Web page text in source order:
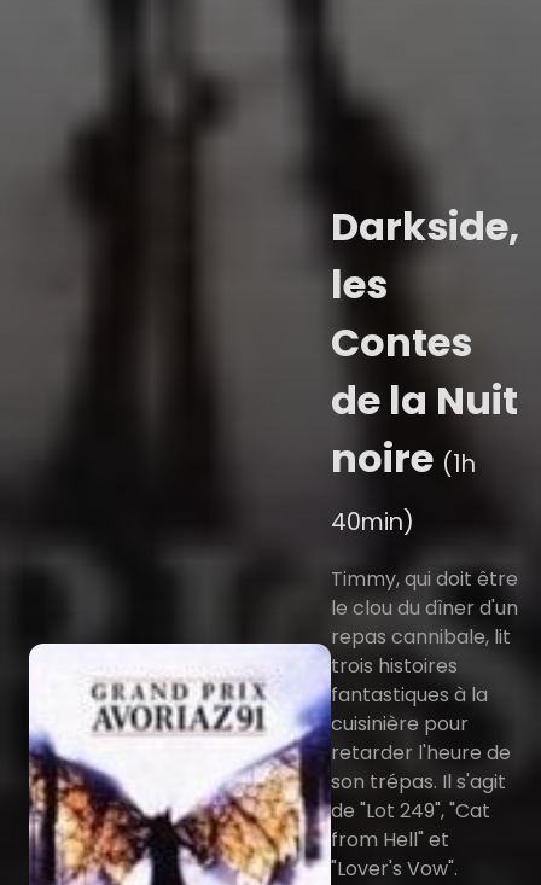
Darkside,
les
Contes
de la Nuit
noire (1h
40min)
Timmy, qui doit être
le clou du dîner d'un
repas cannibale, lit
trois histoires
fantastiques à la
cuisinière pour
retarder l'heure de
son trépas. Il s'agit
de "Lot 249", "Cat
from Hell" et
"Lover's Vow".